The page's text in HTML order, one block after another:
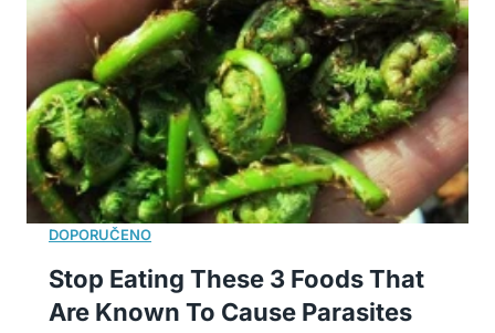
Stop Eating These 3 Foods That
Are Known To Cause Parasites